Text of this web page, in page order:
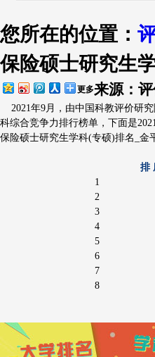
学术会议
排行简介
您所在的位置：
保险硕士研究生
来源：
更多
2021年9月，由中国科教评价研究
科综合竞争力排行榜单，下面是
保险硕士研究生学科(专硕)排名_金
排
1
2
3
4
5
6
7
8